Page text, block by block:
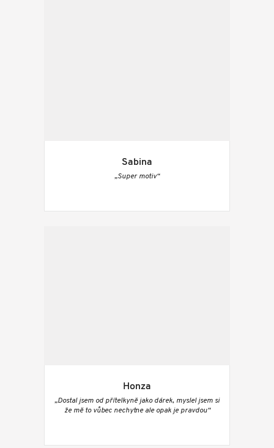
Sabina
„Super motiv“
Honza
„Dostal jsem od přítelkyně jako dárek, myslel jsem si
že mě to vůbec nechytne ale opak je pravdou“